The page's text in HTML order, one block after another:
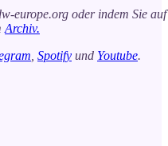
europe.org oder indem Sie
Archiv.
Spotify und Youtube.